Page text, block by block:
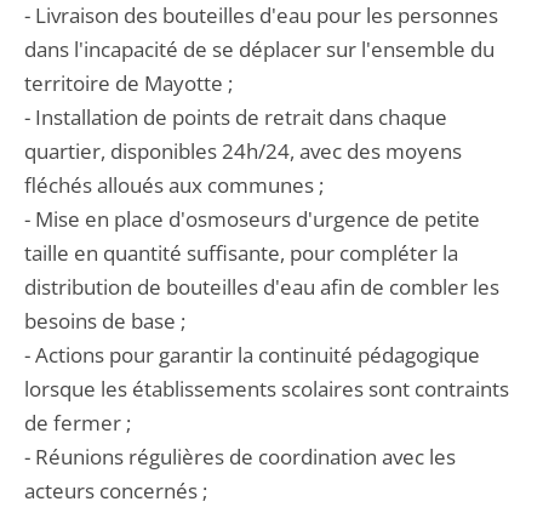
- Livraison des bouteilles d'eau pour les personnes
dans l'incapacité de se déplacer sur l'ensemble du
territoire de Mayotte ;
- Installation de points de retrait dans chaque
quartier, disponibles 24h/24, avec des moyens
fléchés alloués aux communes ;
- Mise en place d'osmoseurs d'urgence de petite
taille en quantité suffisante, pour compléter la
distribution de bouteilles d'eau afin de combler les
besoins de base ;
- Actions pour garantir la continuité pédagogique
lorsque les établissements scolaires sont contraints
de fermer ;
- Réunions régulières de coordination avec les
acteurs concernés ;